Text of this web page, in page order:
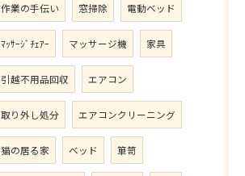
作業の手伝い 窓掃除 電動ベッド
ﾏｯｻｰｼﾞﾁｪｱｰ マッサージ機 家具
引越不用品回収 エアコン
取り外し処分 エアコンクリーニング
猫の居る家 ベッド 箪笥